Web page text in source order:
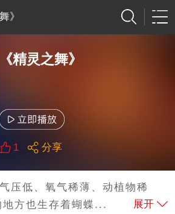
》
《精灵之舞》
1 分享
压低、氧气稀薄、动植物稀
方也生存着蝴蝶...
展开